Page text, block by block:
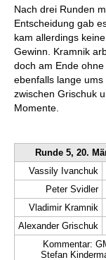
Nach drei Runden
Entscheidung gab
kam allerdings
Gewinn. Kramnik
doch am Ende
ebenfalls lange
zwischen Grischuk
Momente.
Runde 5, 20.
Vassily Ivanchuk
Peter Svidler
Vladimir Kramnik
Alexander Grischuk
Kommentar:
Stefan